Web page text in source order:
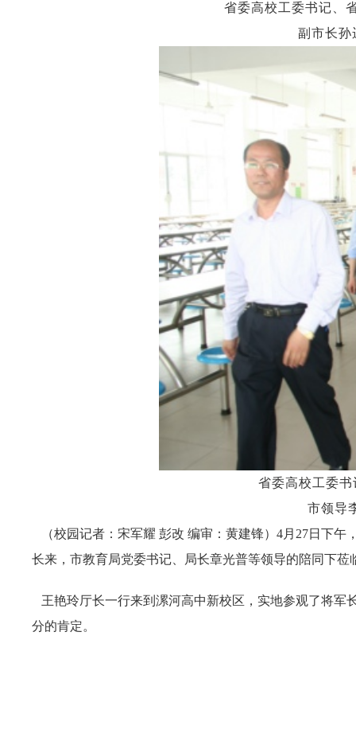
省委高校工委书记、
副市长孙
省委高校工委
市领导
（校园记者：宋军耀 彭改 编审：黄建锋）4月27日下
长来，市教育局党委书记、局长章光普等领导的陪同下莅
王艳玲厅长一行来到漯河高中新校区，实地参观了将军
分的肯定。